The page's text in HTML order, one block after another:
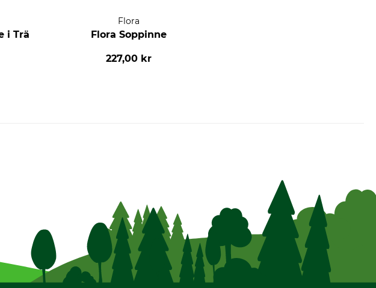
i Trä
Flora
Flora Soppinne
227,00 kr